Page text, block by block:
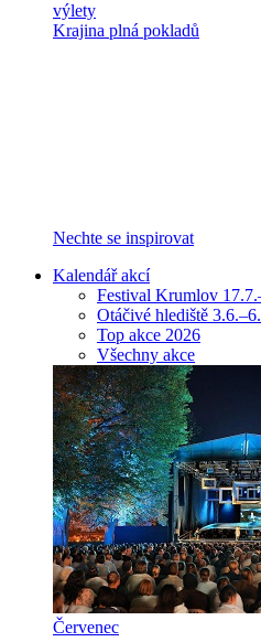
výlety
Krajina plná pokladů
Nechte se inspirovat
Kalendář akcí
Festival Krumlov
Otáčivé hlediště
Top akce 2026
Všechny akce
Červenec